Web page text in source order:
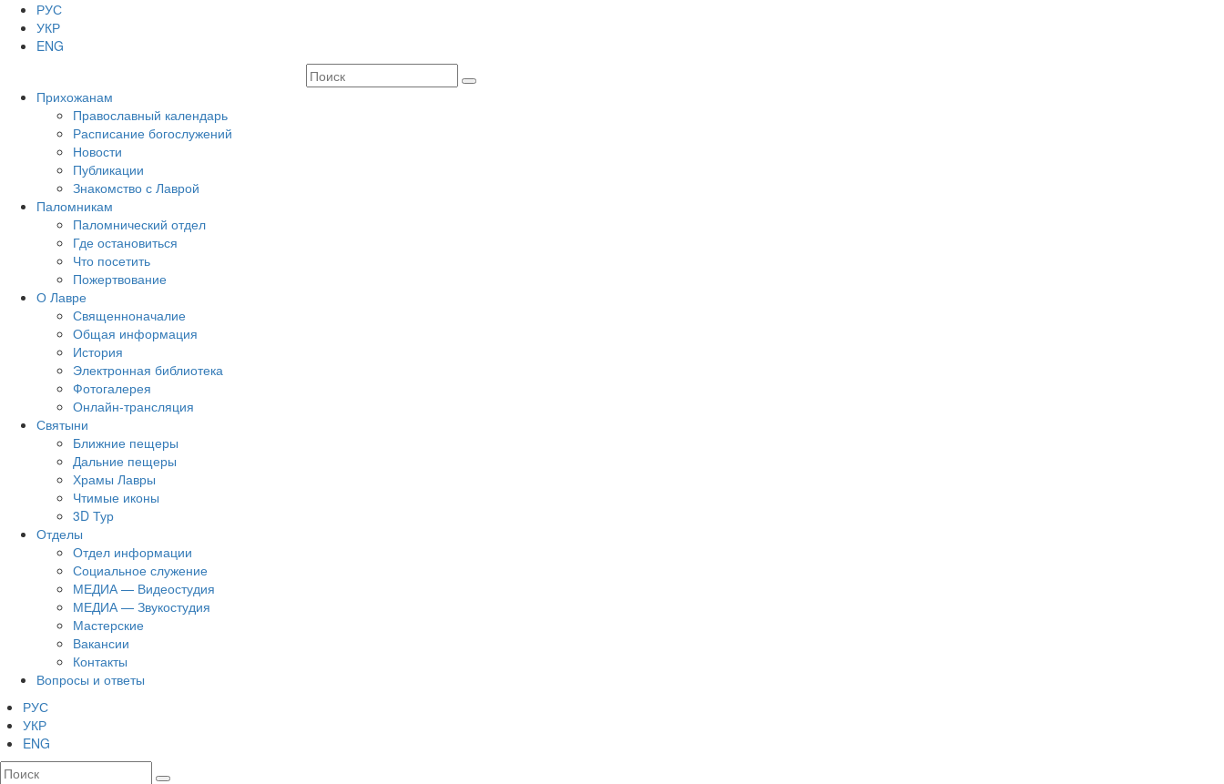
РУС
УКР
ENG
Прихожанам
Православный календарь
Расписание богослужений
Новости
Публикации
Знакомство с Лаврой
Паломникам
Паломнический отдел
Где остановиться
Что посетить
Пожертвование
О Лавре
Священноначалие
Общая информация
История
Электронная библиотека
Фотогалерея
Онлайн-трансляция
Святыни
Ближние пещеры
Дальние пещеры
Храмы Лавры
Чтимые иконы
3D Тур
Отделы
Отдел информации
Социальное служение
МЕДИА — Видеостудия
МЕДИА — Звукостудия
Мастерские
Вакансии
Контакты
Вопросы и ответы
РУС
УКР
ENG